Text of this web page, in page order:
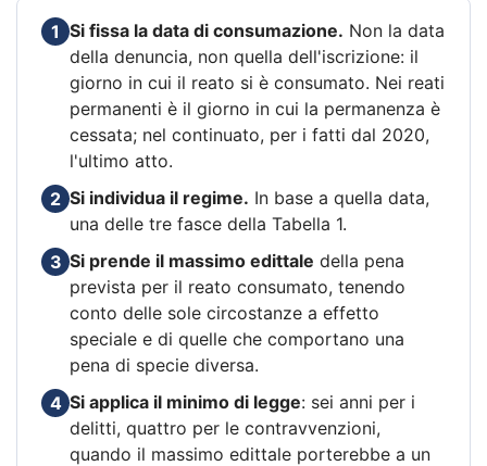
1 Si fissa la data di consumazione. Non la data
della denuncia, non quella dell'iscrizione: il
giorno in cui il reato si è consumato. Nei reati
permanenti è il giorno in cui la permanenza è
cessata; nel continuato, per i fatti dal 2020,
l'ultimo atto.
2 Si individua il regime. In base a quella data,
una delle tre fasce della Tabella 1.
3 Si prende il massimo edittale della pena
prevista per il reato consumato, tenendo
conto delle sole circostanze a effetto
speciale e di quelle che comportano una
pena di specie diversa.
4 Si applica il minimo di legge: sei anni per i
delitti, quattro per le contravvenzioni,
quando il massimo edittale porterebbe a un